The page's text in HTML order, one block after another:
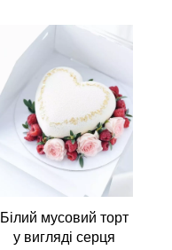
Білий мусовий торт
у вигляді серця